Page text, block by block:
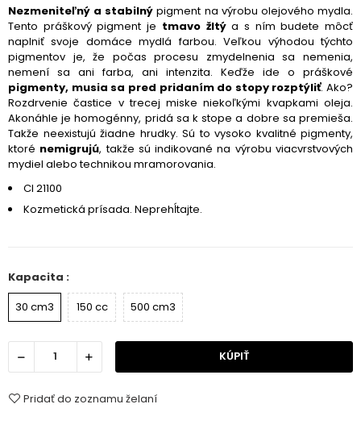
Nezmeniteľný a stabilný pigment na výrobu olejového mydla.
Tento práškový pigment je tmavo žltýa s ním budete môcť
naplniť svoje domáce mydlá farbou. Veľkou výhodou týchto
pigmentov je, že počas procesu zmydelnenia sa nemenia,
nemení sa ani farba, ani intenzita. Keďže ide o práškové
pigmenty, musia sa pred pridaním do stopy rozptýliť. Ako?
Rozdrvenie častice v trecej miske niekoľkými kvapkami oleja.
Akonáhle je homogénny, pridá sa k stope a dobre sa premieša.
Takže neexistujú žiadne hrudky. Sú to vysoko kvalitné pigmenty,
ktoré nemigrujú, takže sú indikované na výrobu viacvrstvových
mydiel alebo technikou mramorovania.
CI 21100
Kozmetická prísada. Neprehĺtajte.
Kapacita :
30 cm3
150 cc 500 cm3
KÚPIŤ
Pridať do zoznamu želaní